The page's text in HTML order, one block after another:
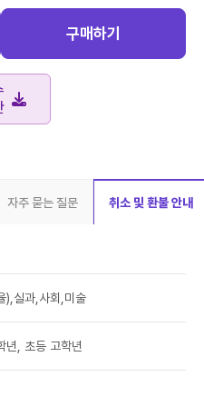
구매하기
자주 묻는 질문 취소 및 환불 안내
),실과,사회,미술
년, 초등 고학년